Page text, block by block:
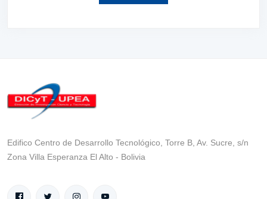
Edifico Centro de Desarrollo Tecnológico, Torre B, Av. Sucre, s/n
Zona Villa Esperanza El Alto - Bolivia